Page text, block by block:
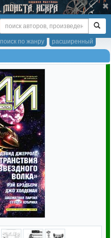
расширенный
поиск по жанру